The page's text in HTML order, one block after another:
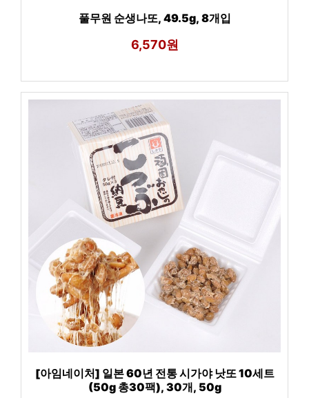
풀무원 순생나또, 49.5g, 8개입
6,570원
[아임네이처] 일본 60년 전통 시가야 낫또 10세트
(50g 총30팩), 30개, 50g